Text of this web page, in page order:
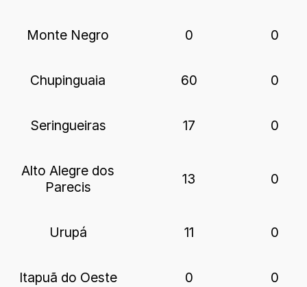
Monte Negro 0 0
Chupinguaia 60 0
Seringueiras 17 0
Alto Alegre dos
Parecis
13 0
Urupá 11 0
Itapuã do Oeste 0 0